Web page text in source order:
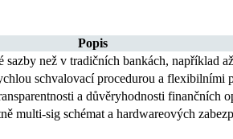
Popis
než v tradičních bankách, například
schvalovací procedurou a flexibilními
a důvěryhodnosti finančních
multi-sig schémat a hardwareových